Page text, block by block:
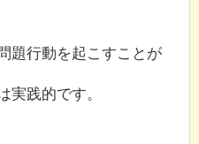
題行動を起こすことが
実践的です。